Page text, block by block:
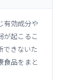
有効成分や
が起こるこ
できないた
食品をまと